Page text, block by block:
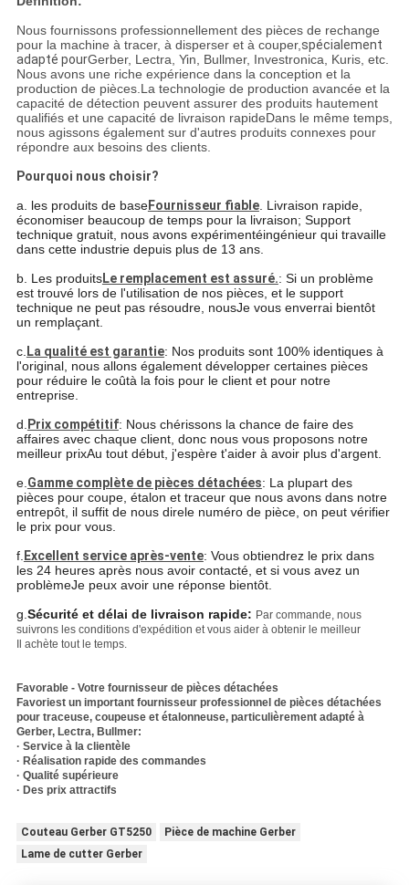
Nous fournissons professionnellement des pièces de rechange
pour la machine à tracer, à disperser et à couper,spécialement
adapté pourGerber, Lectra, Yin, Bullmer, Investronica, Kuris, etc.
Nous avons une riche expérience dans la conception et la
production de pièces.La technologie de production avancée et la
capacité de détection peuvent assurer des produits hautement
qualifiés et une capacité de livraison rapideDans le même temps,
nous agissons également sur d'autres produits connexes pour
répondre aux besoins des clients.
Pourquoi nous choisir?
a. les produits de baseFournisseur fiable. Livraison rapide,
économiser beaucoup de temps pour la livraison; Support
technique gratuit, nous avons expérimentéingénieur qui travaille
dans cette industrie depuis plus de 13 ans.
b. Les produitsLe remplacement est assuré.: Si un problème
est trouvé lors de l'utilisation de nos pièces, et le support
technique ne peut pas résoudre, nousJe vous enverrai bientôt
un remplaçant.
c. La qualité est garantie: Nos produits sont 100% identiques à
l'original, nous allons également développer certaines pièces
pour réduire le coûtà la fois pour le client et pour notre
entreprise.
d. Prix compétitif: Nous chérissons la chance de faire des
affaires avec chaque client, donc nous vous proposons notre
meilleur prixAu tout début, j'espère t'aider à avoir plus d'argent.
e. Gamme complète de pièces détachées: La plupart des
pièces pour coupe, étalon et traceur que nous avons dans notre
entrepôt, il suffit de nous direle numéro de pièce, on peut vérifier
le prix pour vous.
f. Excellent service après-vente: Vous obtiendrez le prix dans
les 24 heures après nous avoir contacté, et si vous avez un
problèmeJe peux avoir une réponse bientôt.
g. Sécurité et délai de livraison rapide: Par commande, nous
suivrons les conditions d'expédition et vous aider à obtenir le meilleur
Il achète tout le temps.
Favorable - Votre fournisseur de pièces détachées
Favoriest un important fournisseur professionnel de pièces détachées
pour traceuse, coupeuse et étalonneuse, particulièrement adapté à
Gerber, Lectra, Bullmer:
· Service à la clientèle
· Réalisation rapide des commandes
· Qualité supérieure
· Des prix attractifs
Couteau Gerber GT5250
Pièce de machine Gerber
Lame de cutter Gerber